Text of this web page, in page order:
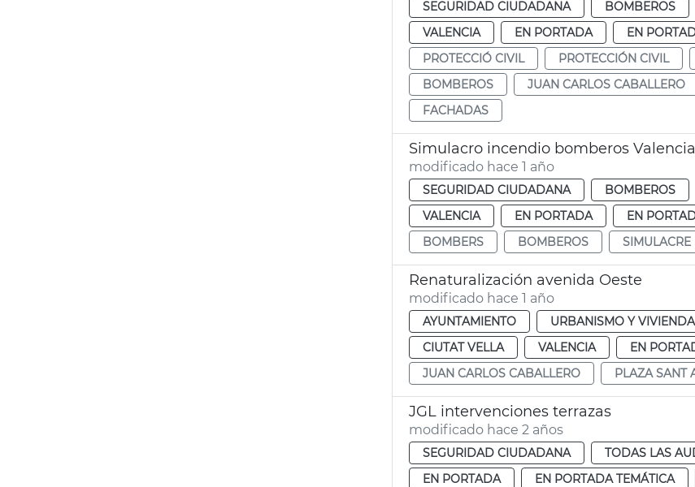
SEGURIDAD CIUDADANA BOMBEROS
VALENCIA
EN PORTADA EN
PROTECCIÓ CIVIL
PROTECCIÓN CIVIL
BOMBEROS
JUAN CARLOS CABALLERO
FACHADAS
Simulacro incendio bomberos
modificado hace 1 año
SEGURIDAD CIUDADANA BOMBEROS
VALENCIA
EN PORTADA EN
BOMBERS
BOMBEROS SIMULACRE
Renaturalización avenida Oeste
modificado hace 1 año
AYUNTAMIENTO URBANISMO Y VIVIENDA
CIUTAT VELLA
VALENCIA EN
JUAN CARLOS CABALLERO
PLAZA SANT
JGL intervenciones terrazas
modificado hace 2 años
SEGURIDAD CIUDADANA TODAS LAS
EN PORTADA
EN PORTADA TEMÁTICA